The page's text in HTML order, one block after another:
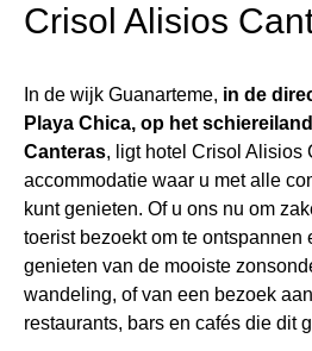
Crisol Alisios
In de wijk Guanarteme, in de
Playa Chica, op het
Canteras, ligt hotel Crisol Alisios
accommodatie waar u met alle
kunt genieten. Of u ons nu om
toerist bezoekt om te ontspannen
genieten van de mooiste
wandeling, of van een bezoek
restaurants, bars en cafés die dit